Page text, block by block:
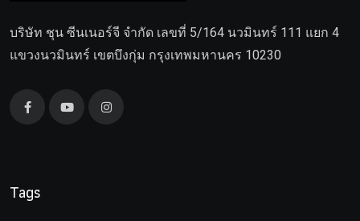
บริษัท ชุน ซีนเนอร์จี จำกัด เลขที่ 5/164 นวมินทร์ 111 แยก 4
แขวงนวมินทร์ เขตบึงกุ่ม กรุงเทพมหานคร 10230
Tags